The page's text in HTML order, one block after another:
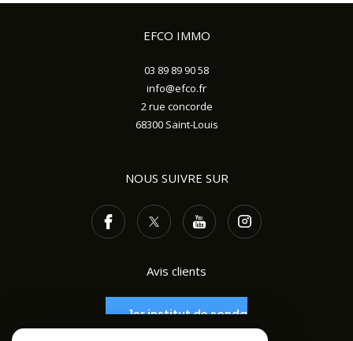
EFCO IMMO
03 89 89 90 58
info@efco.fr
2 rue concorde
68300
Saint-Louis
NOUS SUIVRE SUR
Avis clients